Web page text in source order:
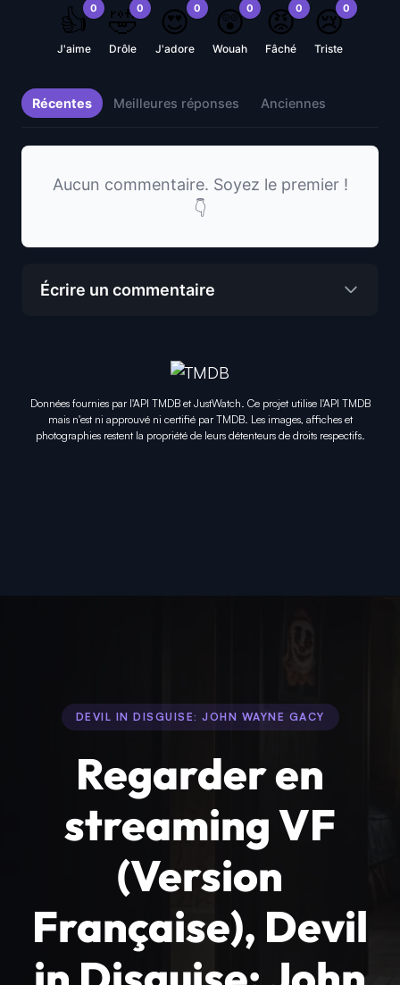
0
👍
J'aime
0
🤣
Drôle
0
😍
J'adore
0
😲
Wouah
0
😡
Fâché
0
😢
Triste
Récentes Meilleures réponses Anciennes
Aucun commentaire. Soyez le premier !
👇
Écrire un commentaire
Données fournies par l'API TMDB et JustWatch. Ce projet utilise l'API TMDB
mais n'est ni approuvé ni certifié par TMDB. Les images, affiches et
photographies restent la propriété de leurs détenteurs de droits respectifs.
DEVIL IN DISGUISE: JOHN WAYNE GACY
Regarder en
streaming VF
(Version
Française), Devil